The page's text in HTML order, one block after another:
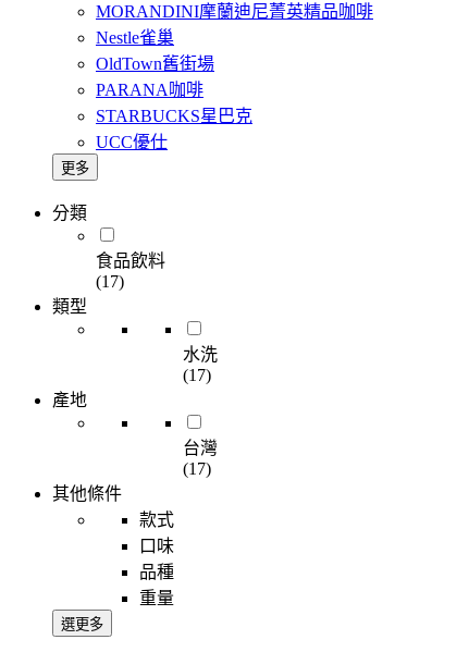
MORANDINI摩蘭迪尼菁英精品咖啡
Nestle雀巢
OldTown舊街場
PARANA咖啡
STARBUCKS星巴克
UCC優仕
更多
分類
食品飲料
(17)
類型
水洗
(17)
產地
台灣
(17)
其他條件
款式
口味
品種
重量
選更多